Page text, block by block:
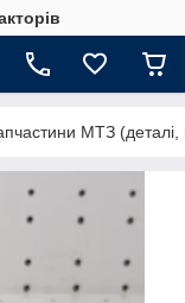
МТЗ (деталі,